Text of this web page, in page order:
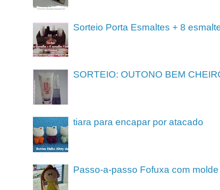
Sorteio Porta Esmaltes + 8
SORTEIO: OUTONO BEM
tiara para encapar por atacado
Passo-a-passo Fofuxa com molde